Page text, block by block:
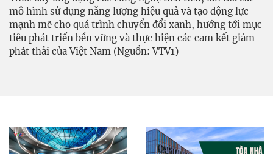
mô hình sử dụng năng lượng hiệu quả và tạo động lực
mạnh mẽ cho quá trình chuyển đổi xanh, hướng tới mục
tiêu phát triển bền vững và thực hiện các cam kết giảm
phát thải của Việt Nam (Nguồn: VTV1)